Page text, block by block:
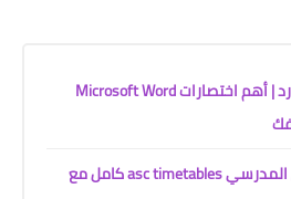
اختصارات برنامج الوورد | أهم اختصارات Microsoft Word
تحميل برنامج الجدول المدرسي asc timetables كامل مع